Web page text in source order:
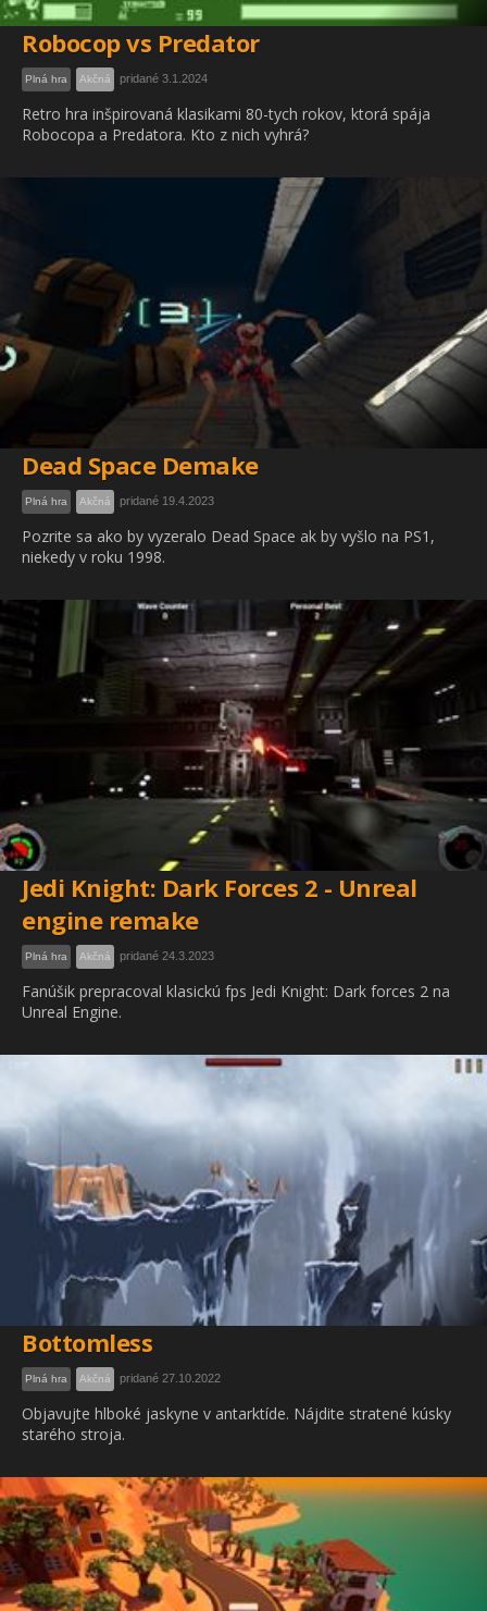
Robocop vs Predator
Plná hra Akčná pridané 3.1.2024
Retro hra inšpirovaná klasikami 80-tych rokov, ktorá spája
Robocopa a Predatora. Kto z nich vyhrá?
Dead Space Demake
Plná hra Akčná pridané 19.4.2023
Pozrite sa ako by vyzeralo Dead Space ak by vyšlo na PS1,
niekedy v roku 1998.
Jedi Knight: Dark Forces 2 - Unreal
engine remake
Plná hra Akčná pridané 24.3.2023
Fanúšik prepracoval klasickú fps Jedi Knight: Dark forces 2 na
Unreal Engine.
Bottomless
Plná hra Akčná pridané 27.10.2022
Objavujte hlboké jaskyne v antarktíde. Nájdite stratené kúsky
starého stroja.